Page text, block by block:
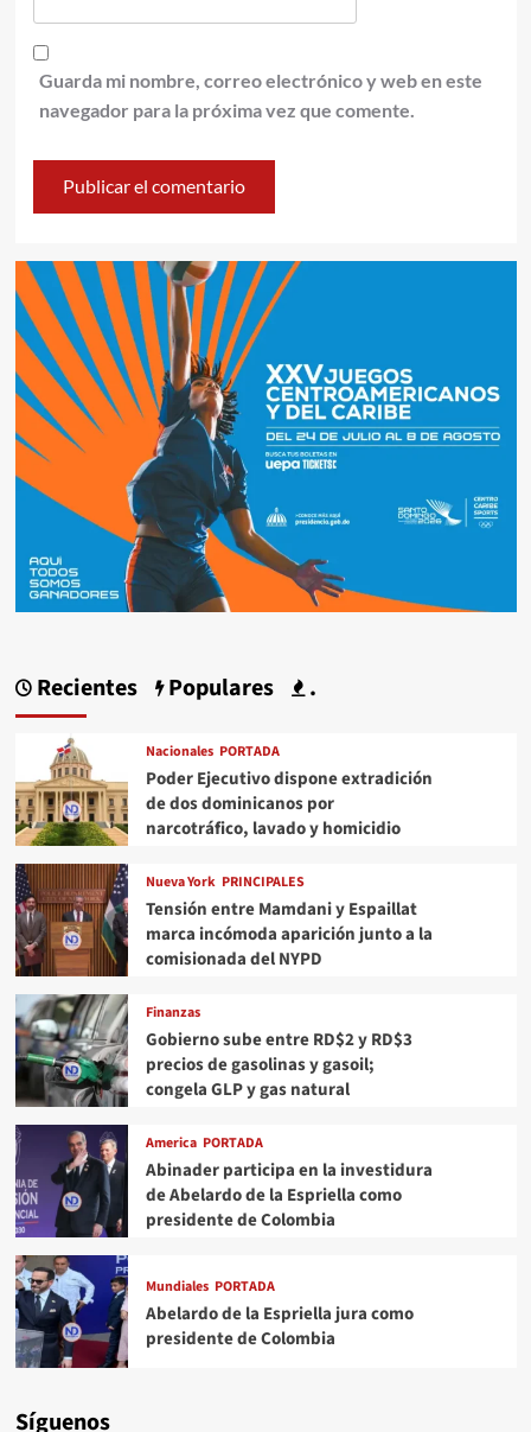
Guarda mi nombre, correo electrónico y web en este
navegador para la próxima vez que comente.
Recientes Populares .
Nacionales PORTADA
Poder Ejecutivo dispone extradición
de dos dominicanos por
narcotráfico, lavado y homicidio
Nueva York PRINCIPALES
Tensión entre Mamdani y Espaillat
marca incómoda aparición junto a la
comisionada del NYPD
Finanzas
Gobierno sube entre RD$2 y RD$3
precios de gasolinas y gasoil;
congela GLP y gas natural
America PORTADA
Abinader participa en la investidura
de Abelardo de la Espriella como
presidente de Colombia
Mundiales PORTADA
Abelardo de la Espriella jura como
presidente de Colombia
Síguenos